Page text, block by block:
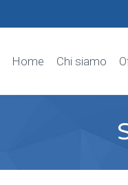
Home Chi siamo